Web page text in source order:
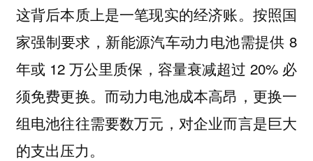
这背后本质上是一笔现实的经济账。按照国
家强制要求，新能源汽车动力电池需提供 8
年或 12 万公里质保，容量衰减超过 20% 必
须免费更换。而动力电池成本高昂，更换一
组电池往往需要数万元，对企业而言是巨大
的支出压力。